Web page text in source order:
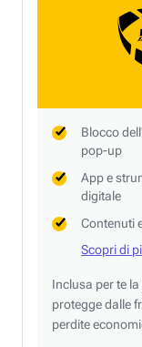
Blocco
pop-up
App e
digitale
Contenuti
Scopri di
Inclusa per te la
protegge dalle
perdite